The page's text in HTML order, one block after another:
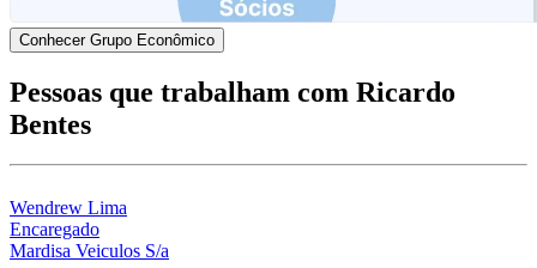
Conhecer Grupo Econômico
Pessoas que trabalham com Ricardo
Bentes
Wendrew Lima
Encaregado
Mardisa Veiculos S/a